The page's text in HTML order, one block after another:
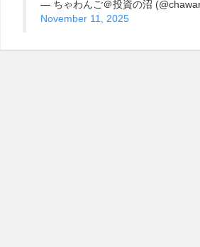
— ちゃわんご＠投資の沼
November 11, 2025